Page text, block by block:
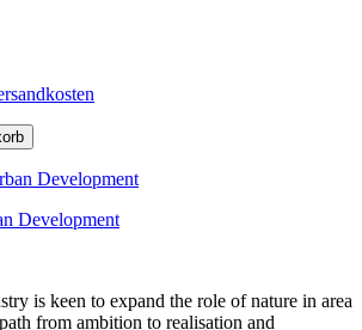
Development
is keen to expand the role of nature in area
from ambition to realisation and